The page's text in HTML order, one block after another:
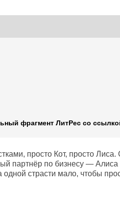
фрагмент ЛитРес со
просто Кот, просто Лиса.
партнёр по бизнесу —
одной страсти мало, чтобы